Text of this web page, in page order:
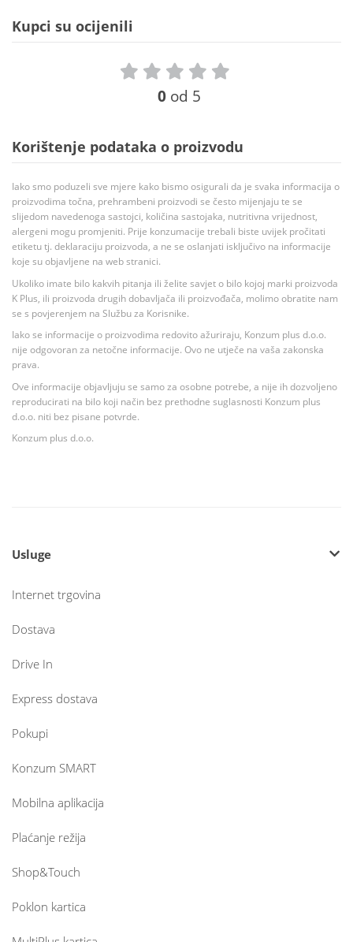
Kupci su ocijenili
0 od 5
Korištenje podataka o proizvodu
Iako smo poduzeli sve mjere kako bismo osigurali da je svaka informacija o
proizvodima točna, prehrambeni proizvodi se često mijenjaju te se
slijedom navedenoga sastojci, količina sastojaka, nutritivna vrijednost,
alergeni mogu promjeniti. Prije konzumacije trebali biste uvijek pročitati
etiketu tj. deklaraciju proizvoda, a ne se oslanjati isključivo na informacije
koje su objavljene na web stranici.
Ukoliko imate bilo kakvih pitanja ili želite savjet o bilo kojoj marki proizvoda
K Plus, ili proizvoda drugih dobavljača ili proizvođača, molimo obratite nam
se s povjerenjem na Službu za Korisnike.
Iako se informacije o proizvodima redovito ažuriraju, Konzum plus d.o.o.
nije odgovoran za netočne informacije. Ovo ne utječe na vaša zakonska
prava.
Ove informacije objavljuju se samo za osobne potrebe, a nije ih dozvoljeno
reproducirati na bilo koji način bez prethodne suglasnosti Konzum plus
d.o.o. niti bez pisane potvrde.
Konzum plus d.o.o.
Usluge
Internet trgovina
Dostava
Drive In
Express dostava
Pokupi
Konzum SMART
Mobilna aplikacija
Plaćanje režija
Shop&Touch
Poklon kartica